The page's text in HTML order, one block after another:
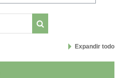
Buscar cursos
Expandir todo